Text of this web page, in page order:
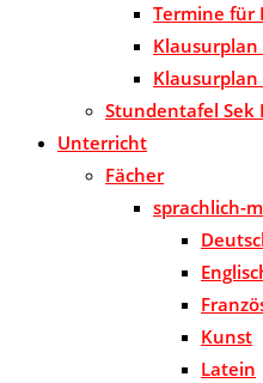
Termine für
Stundentafel Sek I
Unterricht
Fächer
sprachlich-
Kunst
Latein